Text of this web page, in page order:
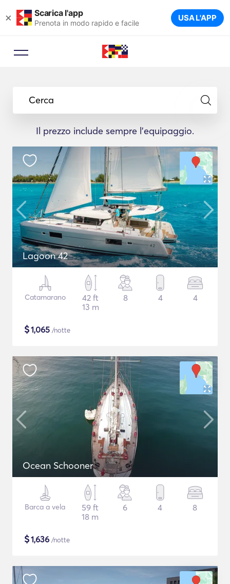
× Scarica l'app
Prenota in modo rapido e facile USA L'APP
Cerca
Il prezzo include sempre l'equipaggio.
Lagoon 42
Catamarano
42 ft
13 m
8 4 4
$1,065 /notte
Ocean Schooner
Barca a vela
59 ft
18 m
6 4 8
$1,636 /notte